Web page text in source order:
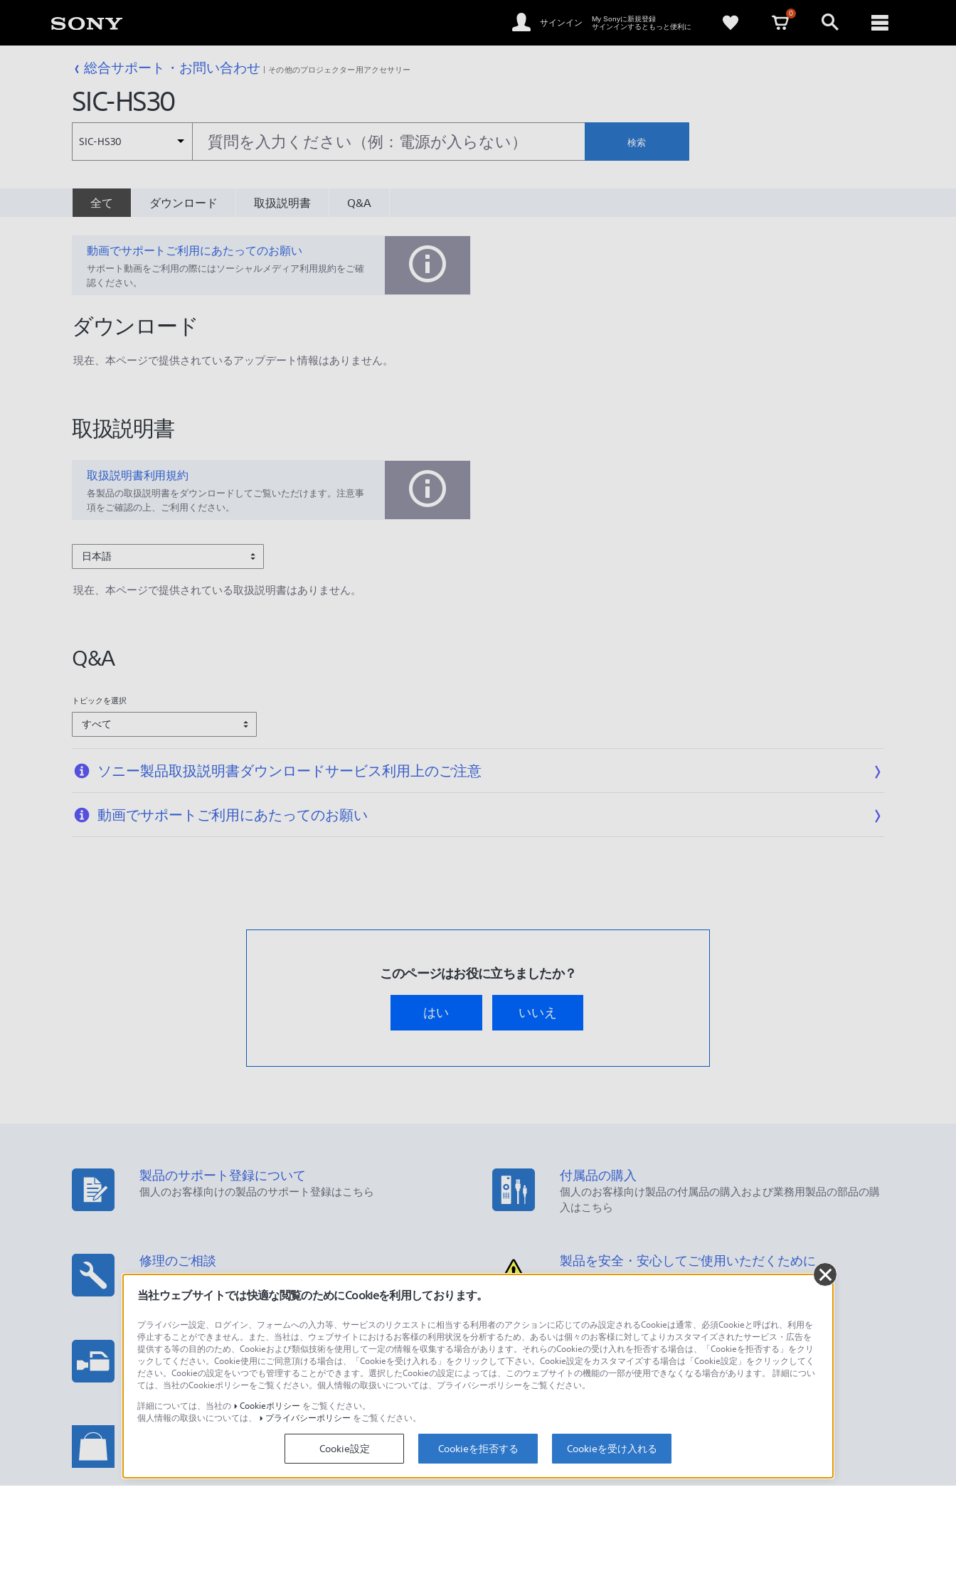
サインイン
My Sonyに新規登録
サインインするともっと便利に
0
総合サポート・お問い合わせ その他のプロジェクター用アクセサリー
SIC-HS30
SIC-HS30 検索
全て ダウンロード 取扱説明書 Q&A
動画でサポートご利用にあたってのお願い
サポート動画をご利用の際にはソーシャルメディア利用規約をご確
認ください。
ダウンロード
現在、本ページで提供されているアップデート情報はありません。
取扱説明書
取扱説明書利用規約
各製品の取扱説明書をダウンロードしてご覧いただけます。注意事
項をご確認の上、ご利用ください。
日本語
現在、本ページで提供されている取扱説明書はありません。
Q&A
トピックを選択
すべて
ソニー製品取扱説明書ダウンロードサービス利用上のご注意
動画でサポートご利用にあたってのお願い
このページはお役に立ちましたか？
はい いいえ
製品のサポート登録について
個人のお客様向けの製品のサポート登録はこちら
付属品の購入
個人のお客様向け製品の付属品の購入および業務用製品の部品の購
入はこちら
修理のご相談 製品を安全・安心してご使用いただくために
プロフェッショナル/業務用製品に関するお問い合わせ
法人のお客様はこちら
製品に関するお問い合わせ
個人のお客様はこちら
ソニーストアでのお買い物に関するご利用ガイド・お問
ソニーストアのご利用方法・サービスに関してのご案内はこちら
海外仕様製品
オーバーシーズモデルに関してのご案内はこちら
当社ウェブサイトでは快適な閲覧のためにCookieを利用しております。
プライバシー設定、ログイン、フォームへの入力等、サービスのリクエストに相当する利用者のアクションに応じてのみ設定されるCookieは通常、必須Cookieと呼ばれ、利用を
停止することができません。また、当社は、ウェブサイトにおけるお客様の利用状況を分析するため、あるいは個々のお客様に対してよりカスタマイズされたサービス・広告を
提供する等の目的のため、Cookieおよび類似技術を使用して一定の情報を収集する場合があります。それらのCookieの受け入れを拒否する場合は、「Cookieを拒否する」をクリ
ックしてください。Cookie使用にご同意頂ける場合は、「Cookieを受け入れる」をクリックして下さい。Cookie設定をカスタマイズする場合は「Cookie設定」をクリックしてく
ださい。Cookieの設定をいつでも管理することができます。選択したCookieの設定によっては、このウェブサイトの機能の一部が使用できなくなる場合があります。 詳細につい
ては、当社のCookieポリシーをご覧ください。個人情報の取扱いについては、プライバシーポリシーをご覧ください。
詳細については、当社の
Cookieポリシー をご覧ください。
個人情報の取扱いについては、
プライバシーポリシー をご覧ください。
Cookie設定 Cookieを拒否する Cookieを受け入れる